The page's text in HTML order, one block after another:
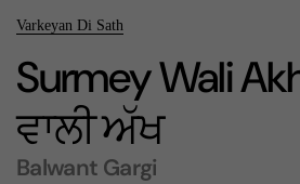
Varkeyan Di Sath
Surmey Wali
ਵਾਲੀ ਅੱਖ
Balwant Gargi